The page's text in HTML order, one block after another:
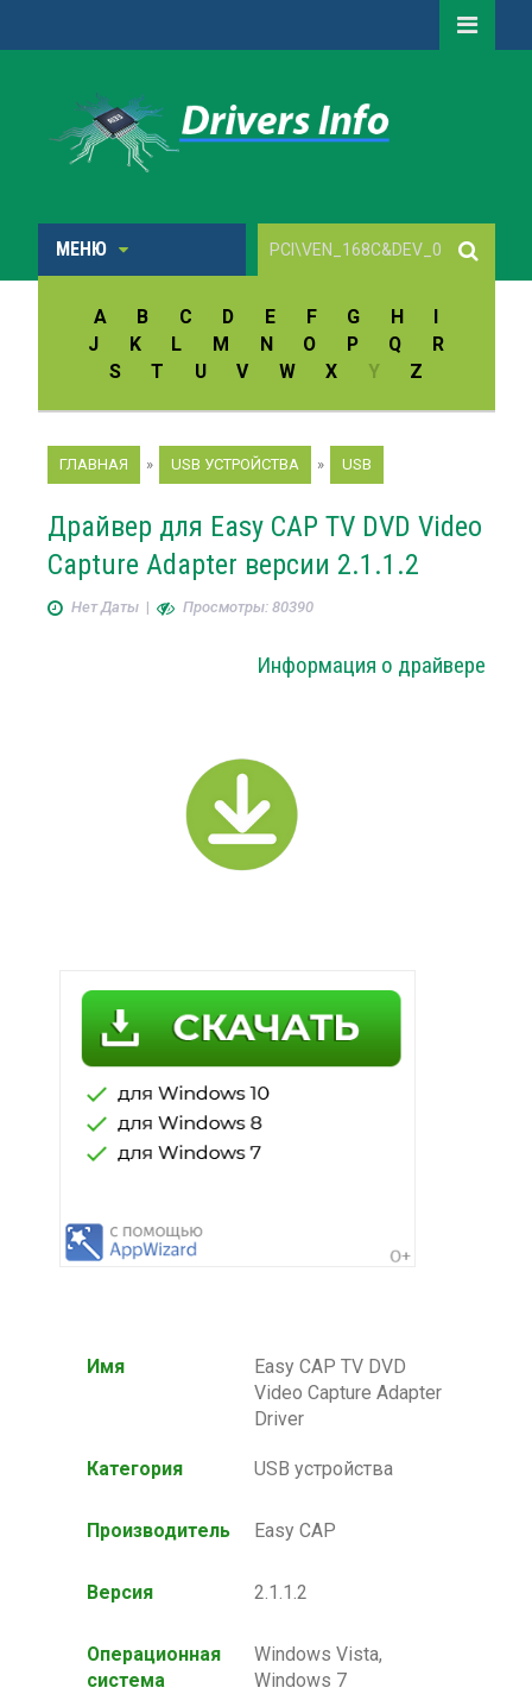
МЕНЮ
A B C D E F G H
I
J
K L M N O P Q
R
S
T U V W X Y Z
ГЛАВНАЯ » USB УСТРОЙСТВА » USB
Драйвер для Easy CAP TV DVD Video
Capture Adapter версии 2.1.1.2
Нет Даты| Просмотры: 80390
Информация о драйвере
Имя
Easy CAP TV DVD
Video Capture Adapter
Driver
Категория USB устройства
Производитель Easy CAP
Версия 2.1.1.2
Операционная
система
Windows Vista,
Windows 7